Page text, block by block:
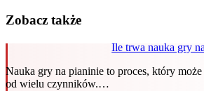
Zobacz także
Ile trwa nauka gry
Nauka gry na pianinie to proces, który
od wielu czynników.…